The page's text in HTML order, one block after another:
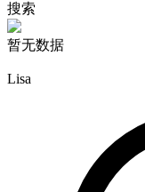
搜索
暂无数据
Lisa